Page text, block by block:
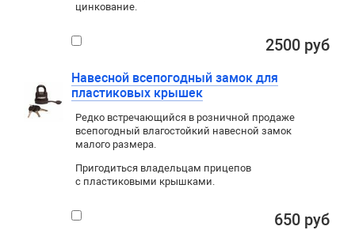
цинкование.
2500 руб
Навесной всепогодный замок для
пластиковых крышек
Редко встречающийся в розничной продаже
всепогодный влагостойкий навесной замок
малого размера.
Пригодиться владельцам прицепов
с пластиковыми крышками.
650 руб